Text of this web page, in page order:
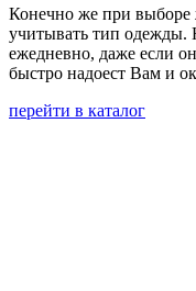
Конечно же при выборе
учитывать тип одежды.
ежедневно, даже если
быстро надоест Вам и
перейти в каталог